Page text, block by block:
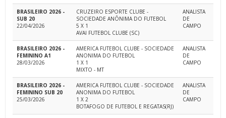
BRASILEIRO 2026 -
SUB 20
22/04/2026
CRUZEIRO ESPORTE CLUBE -
SOCIEDADE ANÔNIMA DO FUTEBOL
5 X 1
AVAI FUTEBOL CLUBE (SC)
ANALISTA
DE
CAMPO
BRASILEIRO 2026 -
FEMININO A1
28/03/2026
AMERICA FUTEBOL CLUBE - SOCIEDADE
ANONIMA DO FUTEBOL
1 X 1
MIXTO - MT
ANALISTA
DE
CAMPO
BRASILEIRO 2026 -
FEMININO SUB 20
25/03/2026
AMERICA FUTEBOL CLUBE - SOCIEDADE
ANONIMA DO FUTEBOL
1 X 2
BOTAFOGO DE FUTEBOL E REGATAS(RJ)
ANALISTA
DE
CAMPO